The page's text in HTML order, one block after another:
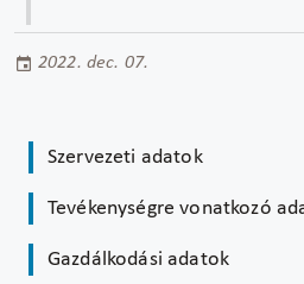
2022. dec. 07.
Szervezeti adatok
Tevékenységre vonatkozó
Gazdálkodási adatok